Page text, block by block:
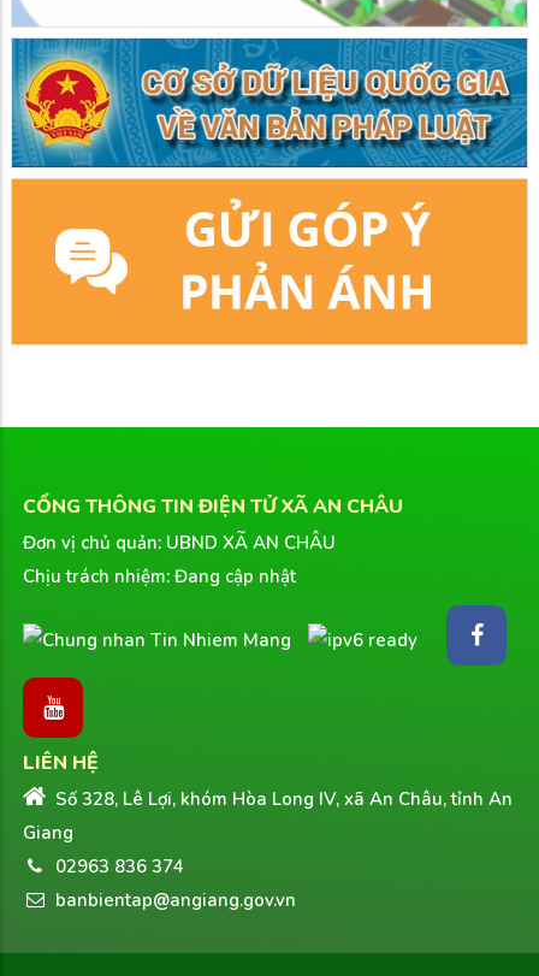
CỔNG THÔNG TIN ĐIỆN TỬ XÃ AN CHÂU
Đơn vị chủ quản: UBND XÃ AN CHÂU
Chịu trách nhiệm: Đang cập nhật
LIÊN HỆ
Số 328, Lê Lợi, khóm Hòa Long IV, xã An Châu, tỉnh An
Giang
02963 836 374
banbientap@angiang.gov.vn